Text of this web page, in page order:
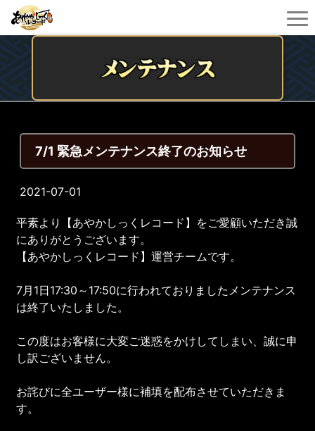
7/1 緊急メンテナンス終了のお知らせ
2021-07-01
平素より【あやかしっくレコード】をご愛顧いただき誠
にありがとうございます。
【あやかしっくレコード】運営チームです。
7月1日17:30～17:50に行われておりましたメンテナンス
は終了いたしました。
この度はお客様に大変ご迷惑をかけしてしまい、誠に申
し訳ございません。
お詫びに全ユーザー様に補填を配布させていただきま
す。